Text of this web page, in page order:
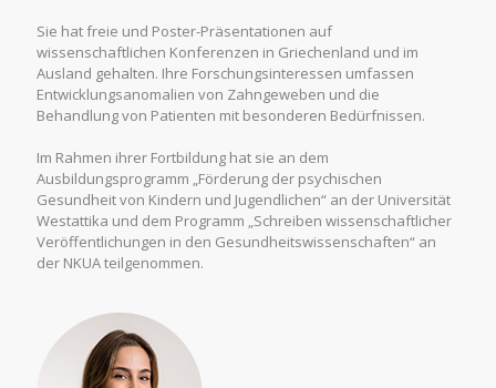
Sie hat freie und Poster-Präsentationen auf
wissenschaftlichen Konferenzen in Griechenland und im
Ausland gehalten. Ihre Forschungsinteressen umfassen
Entwicklungsanomalien von Zahngeweben und die
Behandlung von Patienten mit besonderen Bedürfnissen.
Im Rahmen ihrer Fortbildung hat sie an dem
Ausbildungsprogramm „Förderung der psychischen
Gesundheit von Kindern und Jugendlichen“ an der Universität
Westattika und dem Programm „Schreiben wissenschaftlicher
Veröffentlichungen in den Gesundheitswissenschaften“ an
der NKUA teilgenommen.